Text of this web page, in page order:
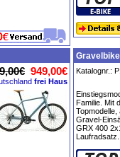
949,00€
frei Haus
Katalognr.:
Familie. Mit
Gravel-
GRX 400
Laufradsatz.